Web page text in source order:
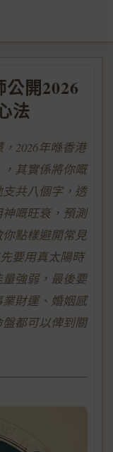
開2026
法
2026年喺香港
其實係將你嘅
共八個字，透
嘅旺衰，預測
點樣避開常見
要用真太陽時
強弱，最後要
財運、婚姻感
都可以俾到關